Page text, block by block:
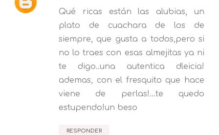
Qué ricas están las alubias, un
plato de cuachara de los de
siempre, que gusta a todos,pero si
no lo traes con esas almejitas ya ni
te digo..una autentica dleicia!
ademas, con el fresquito que hace
viene de perlas!...te quedo
estupendo!un beso
RESPONDER